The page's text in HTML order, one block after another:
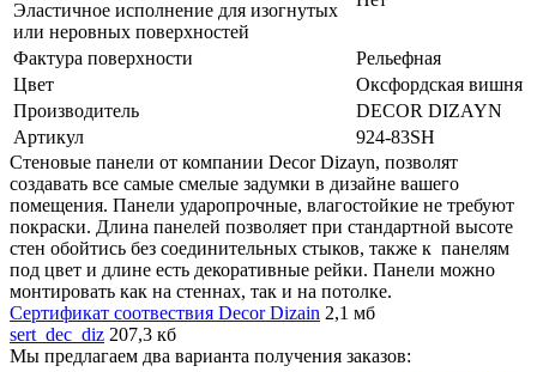
Эластичное исполнение для изогнутых
или неровных поверхностей
Фактура поверхности
Рельефная
Цвет
Оксфордская вишня
Производитель
DECOR DIZAYN
Артикул
924-83SH
Стеновые панели от компании Decor Dizayn, позволят
создавать все самые смелые задумки в дизайне вашего
помещения. Панели ударопрочные, влагостойкие не требуют
покраски. Длина панелей позволяет при стандартной высоте
стен обойтись без соединительных стыков, также к панелям
под цвет и длине есть декоративные рейки. Панели можно
монтировать как на стеннах, так и на потолке.
Сертификат соотвествия Decor Dizain 2,1 мб
sert_dec_diz 207,3 кб
Мы предлагаем два варианта получения заказов: